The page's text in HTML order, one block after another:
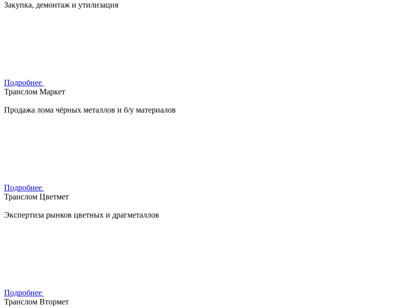
Закупка, демонтаж и утилизация
Подробнее
Транслом Маркет
Продажа лома чёрных металлов и б/у материалов
Подробнее
Транслом Цветмет
Экспертиза рынков цветных и драгметаллов
Подробнее
Транслом Втормет